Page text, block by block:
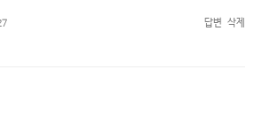
답변 삭제